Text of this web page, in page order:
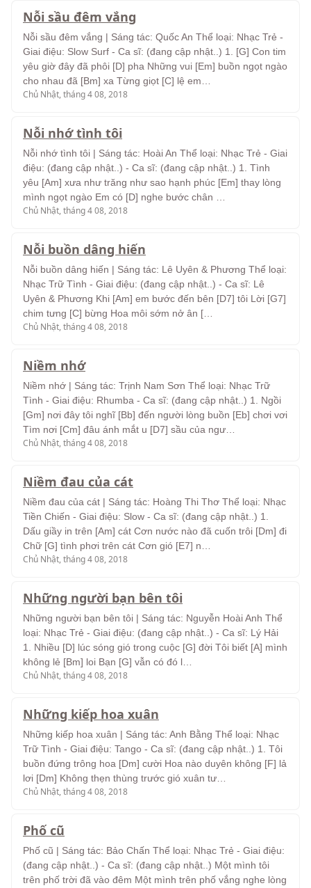
Nỗi sầu đêm vắng
Nỗi sầu đêm vắng | Sáng tác: Quốc An Thể loại: Nhạc Trẻ -
Giai điệu: Slow Surf - Ca sĩ: (đang cập nhật..) 1. [G] Con tim
yêu giờ đây đã phôi [D] pha Những vui [Em] buồn ngọt ngào
cho nhau đã [Bm] xa Từng giọt [C] lệ em…
Chủ Nhật, tháng 4 08, 2018
Nỗi nhớ tình tôi
Nỗi nhớ tình tôi | Sáng tác: Hoài An Thể loại: Nhạc Trẻ - Giai
điệu: (đang cập nhật..) - Ca sĩ: (đang cập nhật..) 1. Tình
yêu [Am] xưa như trăng như sao hạnh phúc [Em] thay lòng
mình ngọt ngào Em có [D] nghe bước chân …
Chủ Nhật, tháng 4 08, 2018
Nỗi buồn dâng hiến
Nỗi buồn dâng hiến | Sáng tác: Lê Uyên & Phương Thể loại:
Nhạc Trữ Tình - Giai điệu: (đang cập nhật..) - Ca sĩ: Lê
Uyên & Phương Khi [Am] em bước đến bên [D7] tôi Lời [G7]
chim tưng [C] bừng Hoa môi sớm nở ân […
Chủ Nhật, tháng 4 08, 2018
Niềm nhớ
Niềm nhớ | Sáng tác: Trịnh Nam Sơn Thể loại: Nhạc Trữ
Tình - Giai điệu: Rhumba - Ca sĩ: (đang cập nhật..) 1. Ngồi
[Gm] nơi đây tôi nghĩ [Bb] đến người lòng buồn [Eb] chơi vơi
Tìm nơi [Cm] đâu ánh mắt u [D7] sầu của ngư…
Chủ Nhật, tháng 4 08, 2018
Niềm đau của cát
Niềm đau của cát | Sáng tác: Hoàng Thi Thơ Thể loại: Nhạc
Tiền Chiến - Giai điệu: Slow - Ca sĩ: (đang cập nhật..) 1.
Dấu giầy in trên [Am] cát Cơn nước nào đã cuốn trôi [Dm] đi
Chữ [G] tình phơi trên cát Cơn gió [E7] n…
Chủ Nhật, tháng 4 08, 2018
Những người bạn bên tôi
Những người bạn bên tôi | Sáng tác: Nguyễn Hoài Anh Thể
loại: Nhạc Trẻ - Giai điệu: (đang cập nhật..) - Ca sĩ: Lý Hải
1. Nhiều [D] lúc sóng gió trong cuộc [G] đời Tôi biết [A] mình
không lẻ [Bm] loi Bạn [G] vẫn có đó l…
Chủ Nhật, tháng 4 08, 2018
Những kiếp hoa xuân
Những kiếp hoa xuân | Sáng tác: Anh Bằng Thể loại: Nhạc
Trữ Tình - Giai điệu: Tango - Ca sĩ: (đang cập nhật..) 1. Tôi
buồn đứng trông hoa [Dm] cười Hoa nào duyên không [F] lả
lơi [Dm] Không thẹn thùng trước gió xuân tư…
Chủ Nhật, tháng 4 08, 2018
Phố cũ
Phố cũ | Sáng tác: Bảo Chấn Thể loại: Nhạc Trẻ - Giai điệu:
(đang cập nhật..) - Ca sĩ: (đang cập nhật..) Một mình tôi
trên phố trời đã vào đêm Một mình trên phố vắng nghe lòng